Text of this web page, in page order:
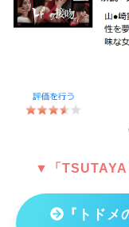
▼「
『トドメ